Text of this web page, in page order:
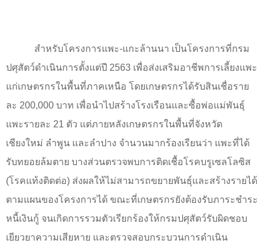
สำหรับโครงการแพะ-แกะล้านนา เป็นโครงการที่กรม
ปศุสัตว์ดำเนินการตั้งแต่ปี 2563 เพื่อส่งเสริมอาชีพการเลี้ยงแพะ
แก่เกษตรกรในพื้นที่ภาคเหนือ โดยเกษตรกรได้รับสินเชื่อราย
ละ 200,000 บาท เพื่อนำไปสร้างโรงเรือนและซื้อพ่อแม่พันธุ์
แพะรายละ 21 ตัว แต่ภายหลังเกษตรกรในพื้นที่จังหวัด
เชียงใหม่ ลำพูน และลำปาง จำนวนมากร้องเรียนว่า แพะที่ได้
รับทยอยล้มตาย บางส่วนตรวจพบการติดเชื้อโรคบรูเซลโลซิส
(โรคแท้งติดต่อ) ส่งผลให้ไม่สามารถขยายพันธุ์และสร้างรายได้
ตามแผนของโครงการได้ ขณะที่เกษตรกรยังต้องรับภาระชำระ
หนี้เงินกู้ จนเกิดการรวมตัวเรียกร้องให้กรมปศุสัตว์รับผิดชอบ
เยียวยาความเสียหาย และตรวจสอบกระบวนการดำเนิน